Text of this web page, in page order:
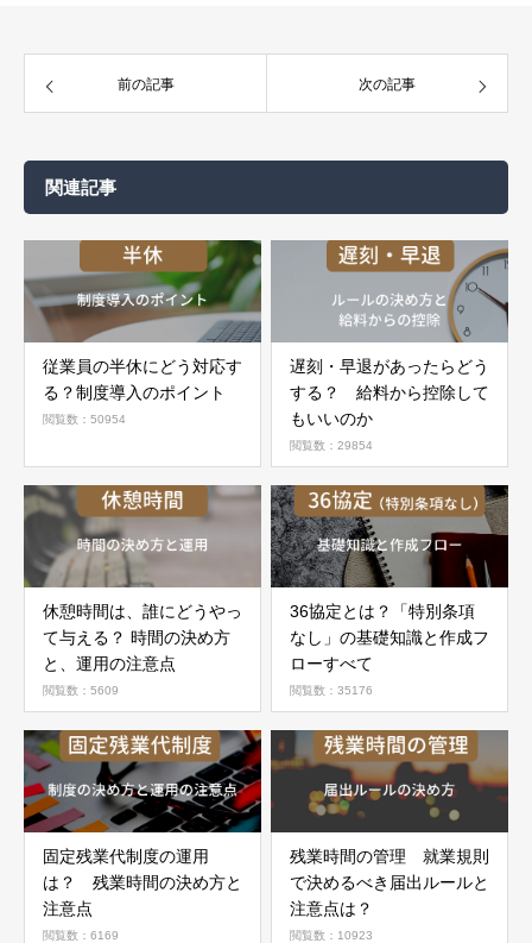
前の記事 次の記事
関連記事
従業員の半休にどう対応す
る？制度導入のポイント
閲覧数：50954
遅刻・早退があったらどう
する？ 給料から控除して
もいいのか
閲覧数：29854
休憩時間は、誰にどうやっ
て与える？ 時間の決め方
と、運用の注意点
閲覧数：5609
36協定とは？「特別条項
なし」の基礎知識と作成フ
ローすべて
閲覧数：35176
固定残業代制度の運用
は？ 残業時間の決め方と
注意点
閲覧数：6169
残業時間の管理 就業規則
で決めるべき届出ルールと
注意点は？
閲覧数：10923